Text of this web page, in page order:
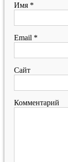
Имя *
Email *
Сайт
Комментарий